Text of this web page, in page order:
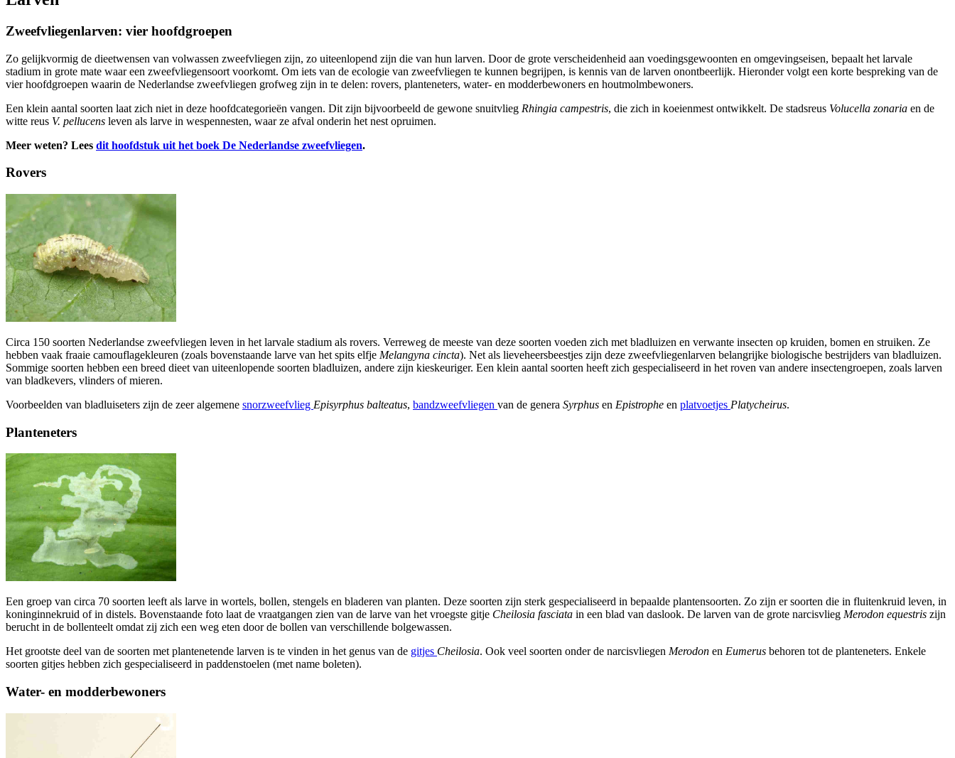
Zweefvliegenlarven: vier hoofdgroepen
Zo gelijkvormig de dieetwensen van volwassen zweefvliegen zijn, zo uiteenlopend zijn die van hun larven. Door de grote verscheidenheid aan voedingsgewoonten en omgevingseisen, bepaalt het larvale
stadium in grote mate waar een zweefvliegensoort voorkomt. Om iets van de ecologie van zweefvliegen te kunnen begrijpen, is kennis van de larven onontbeerlijk. Hieronder volgt een korte bespreking van de
vier hoofdgroepen waarin de Nederlandse zweefvliegen grofweg zijn in te delen: rovers, planteneters, water- en modderbewoners en houtmolmbewoners.
Een klein aantal soorten laat zich niet in deze hoofdcategorieën vangen. Dit zijn bijvoorbeeld de gewone snuitvlieg Rhingia campestris, die zich in koeienmest ontwikkelt. De stadsreus Volucella zonaria en de
witte reus V. pellucens leven als larve in wespennesten, waar ze afval onderin het nest opruimen.
Meer weten? Lees dit hoofdstuk uit het boek De Nederlandse zweefvliegen.
Rovers
Circa 150 soorten Nederlandse zweefvliegen leven in het larvale stadium als rovers. Verreweg de meeste van deze soorten voeden zich met bladluizen en verwante insecten op kruiden, bomen en struiken. Ze
hebben vaak fraaie camouflagekleuren (zoals bovenstaande larve van het spits elfje Melangyna cincta). Net als lieveheersbeestjes zijn deze zweefvliegenlarven belangrijke biologische bestrijders van bladluizen.
Sommige soorten hebben een breed dieet van uiteenlopende soorten bladluizen, andere zijn kieskeuriger. Een klein aantal soorten heeft zich gespecialiseerd in het roven van andere insectengroepen, zoals larven
van bladkevers, vlinders of mieren.
Voorbeelden van bladluiseters zijn de zeer algemene snorzweefvlieg Episyrphus balteatus, bandzweefvliegen van de genera Syrphus en Epistrophe en platvoetjes Platycheirus.
Planteneters
Een groep van circa 70 soorten leeft als larve in wortels, bollen, stengels en bladeren van planten. Deze soorten zijn sterk gespecialiseerd in bepaalde plantensoorten. Zo zijn er soorten die in fluitenkruid leven, in
koninginnekruid of in distels. Bovenstaande foto laat de vraatgangen zien van de larve van het vroegste gitje Cheilosia fasciata in een blad van daslook. De larven van de grote narcisvlieg Merodon equestris zijn
berucht in de bollenteelt omdat zij zich een weg eten door de bollen van verschillende bolgewassen.
Het grootste deel van de soorten met plantenetende larven is te vinden in het genus van de gitjes Cheilosia. Ook veel soorten onder de narcisvliegen Merodon en Eumerus behoren tot de planteneters. Enkele
soorten gitjes hebben zich gespecialiseerd in paddenstoelen (met name boleten).
Water- en modderbewoners